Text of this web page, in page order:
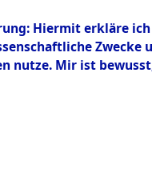
Hiermit erkläre
nutze. Mir ist